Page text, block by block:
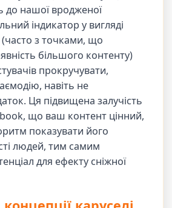
нашої вродженої
індикатор у вигляді
(часто з точками, що
більшого контенту)
прокручувати,
навіть не
Ця підвищена залучість
що ваш контент цінний,
показувати його
людей, тим самим
для ефекту сніжної